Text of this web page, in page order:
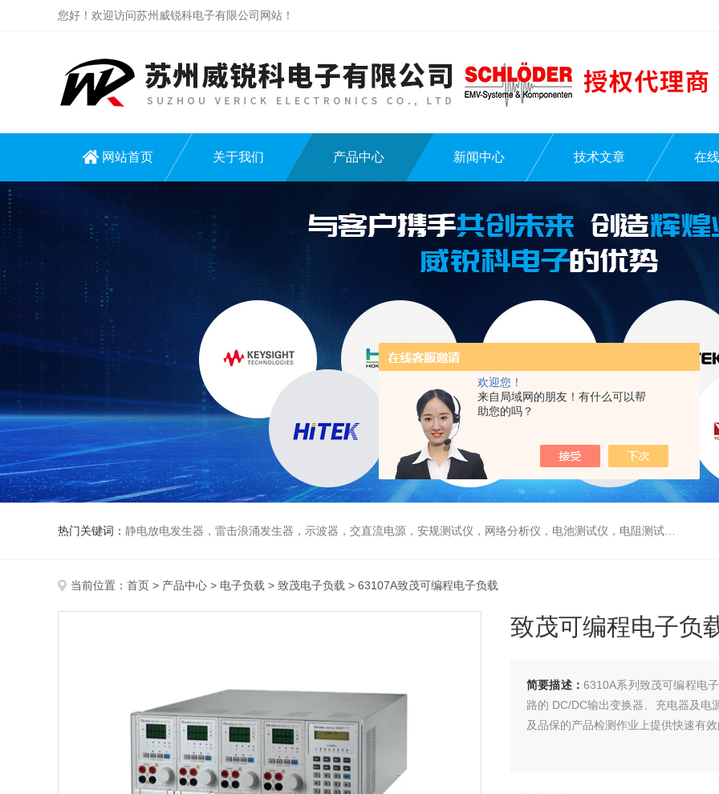
欢迎您！
来自局域网的朋友！有什么可以帮
助您的吗？
您好！欢迎访问苏州威锐科电子有限公司网站！
网站首页 关于我们 产品中心 新闻中心 技术文章 在
热门关键词： 静电放电发生器，雷击浪涌发生器，示波器，交直流电源，安规测试仪，网络分析仪，电池测试仪，电阻测试仪，数据采集仪
当前位置： 首页 > 产品中心 > 电子负载 > 致茂电子负载 > 63107A致茂可编程电子负载
致茂可编程电子负
简要描述：6310A系列致茂可编程电
路的 DC/DC输出变换器、充电器及电
及品保的产品检测作业上提供快速有效